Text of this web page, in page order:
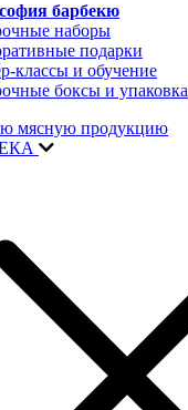
барбекю
наборы
подарки
классы и обучение
боксы и упаковка
мясную продукцию